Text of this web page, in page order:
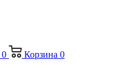
0 Корзина 0